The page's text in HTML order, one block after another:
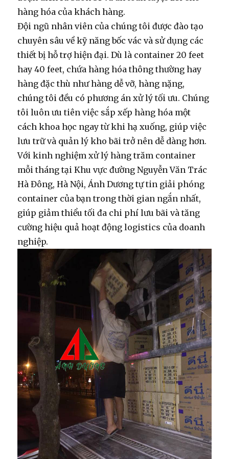
hàng hóa của khách hàng.
Đội ngũ nhân viên của chúng tôi được đào tạo
chuyên sâu về kỹ năngbốc vác và sử dụng các
thiết bị hỗ trợ hiện đại. Dù là container 20 feet
hay 40 feet, chứa hàng hóa thông thường hay
hàng đặc thù như hàng dễ vỡ, hàng nặng,
chúng tôi đều có phương án xử lý tối ưu. Chúng
tôi luôn ưu tiên việc sắp xếp hàng hóa một
cách khoa học ngay từ khi hạ xuống, giúp việc
lưu trữ và quản lý kho bãi trở nên dễ dàng hơn.
Với kinh nghiệm xử lý hàng trăm container
mỗi tháng tại Khu vực đường Nguyễn Văn Trác
Hà Đông, Hà Nội, Ánh Dương tự tin giải phóng
container của bạn trong thời gian ngắn nhất,
giúp giảm thiểu tối đa chi phí lưu bãi và tăng
cường hiệu quả hoạt động logistics của doanh
nghiệp.